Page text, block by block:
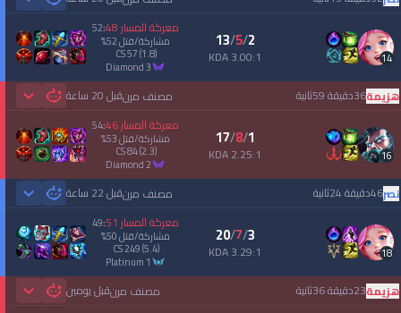
14
2
/
5
/
13
3.00:1 KDA
معركة المسار48
:
52
مشاركة/قتل52
%
CS57(1.8)
diamond 3
مصنف مرنقبل 20 ساعة هزيمة36دقيقة 59ثانية
16
1
/
8
/
17
2.25:1 KDA
معركة المسار46
:
54
مشاركة/قتل53
%
CS84(2.3)
diamond 2
مصنف مرنقبل 22 ساعة نصر46دقيقة 24ثانية
18
3
/
7
/
20
3.29:1 KDA
معركة المسار 51
:
49
مشاركة/قتل50
%
CS249(5.4)
platinum 1
مصنف مرنقبل يومين هزيمة23دقيقة 36ثانية